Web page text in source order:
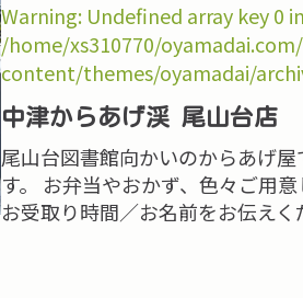
Warning: Undefined array key 0 in
/home/xs310770/
content/themes/oyamadai/
中津からあげ渓 尾山台店
尾山台図書館向かいのからあげ
す。 お弁当やおかず、色々ご用
お受取り時間／お名前をお伝え